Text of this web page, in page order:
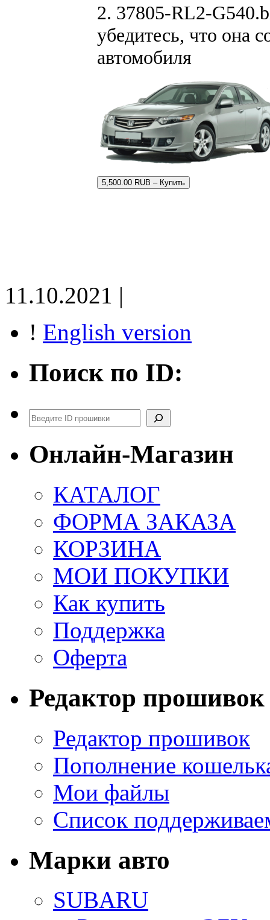
2. 37805-RL2-
убедитесь, что она
автомобиля
5,500.00 RUB – Купить
11.10.2021 |
! English version
Поиск по ID:
Поиск
Онлайн-Магазин
КАТАЛОГ
ФОРМА ЗАКАЗА
КОРЗИНА
МОИ ПОКУПКИ
Как купить
Поддержка
Оферта
Редактор прошивок
Редактор прошивок
Пополнение
Мои файлы
Список
Марки авто
SUBARU